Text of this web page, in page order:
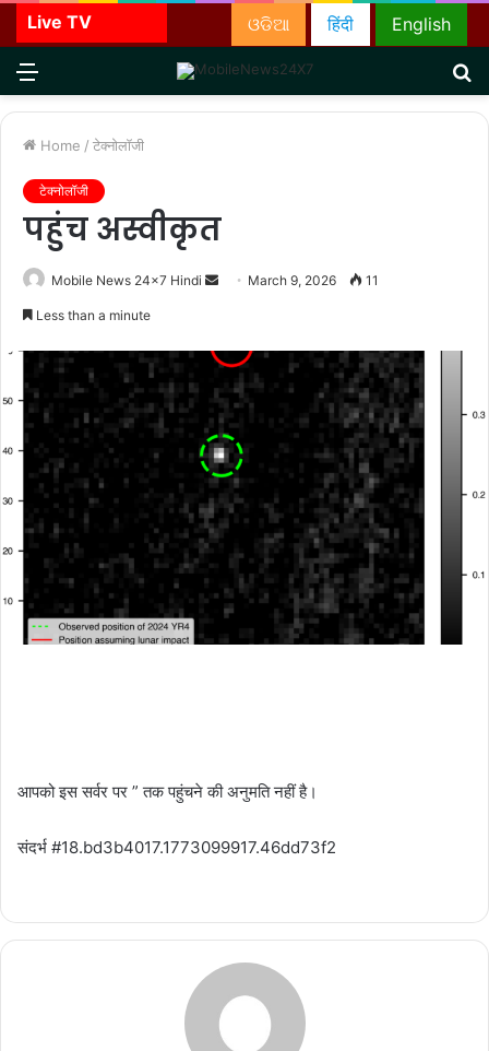
Live TV English
हिंदी
ଓଡିଆ
Menu
Home / टेक्नोलॉजी
टेक्नोलॉजी
पहुंच अस्वीकृत
Mobile News 24x7 Hindi
Send March 9, 2026 11
Less than a minute
आपको इस सर्वर पर ” तक पहुंचने की अनुमति नहीं है।
संदर्भ #18.bd3b4017.1773099917.46dd73f2